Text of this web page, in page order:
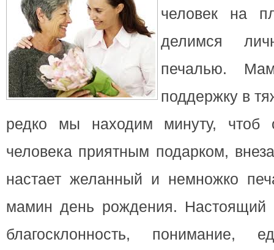
человек на
делимся
печалью.
поддержку в
редко мы находим минуту, чтоб
человека приятным подарком,
настает желанный и немножко
мамин день рождения. Настоящий
благосклонность, понимание,